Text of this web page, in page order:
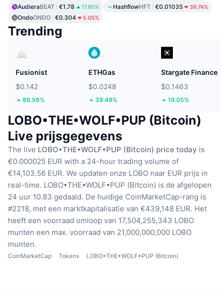
AudieraBEAT €1.78 17.80% HashflowHFT €0.01035 39.74%
OndoONDO €0.304 5.05%
Trending
Fusionist
$0.142
86.56%
ETHGas
$0.0248
39.49%
Stargate Finance
$0.1463
19.05%
LOBO•THE•WOLF•PUP (Bitcoin)
Live prijsgegevens
The live LOBO•THE•WOLF•PUP (Bitcoin) price today is
€0.000025 EUR with a 24-hour trading volume of
€14,103.56 EUR. We updaten onze LOBO naar EUR prijs in
real-time. LOBO•THE•WOLF•PUP (Bitcoin) is de afgelopen
24 uur 10.83 gedaald. De huidige CoinMarketCap-rang is
#2218, met een marktkapitalisatie van €439,148 EUR. Het
heeft een voorraad omloop van 17,504,255,343 LOBO
munten een max. voorraad van 21,000,000,000 LOBO
munten.
CoinMarketCap Tokens LOBO•THE•WOLF•PUP (Bitcoin)